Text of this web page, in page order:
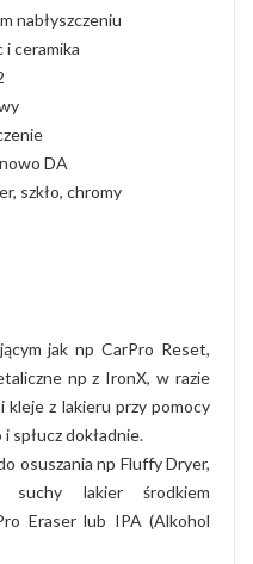
nabłyszczeniu
i ceramika
DA
szkło, chromy
jak np CarPro Reset,
np z IronX, w razie
kleje z lakieru przy pomocy
spłucz dokładnie.
osuszania np Fluffy Dryer,
lakier środkiem
Eraser lub IPA (Alkohol